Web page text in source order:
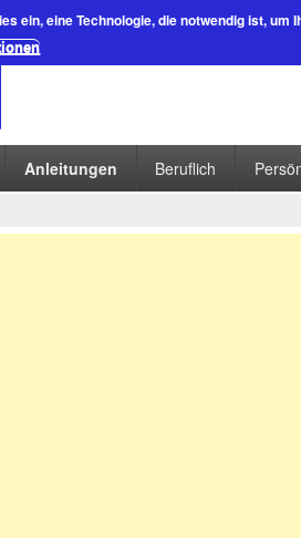
ein, eine Technologie, die notwendig ist, um
Anleitungen Beruflich